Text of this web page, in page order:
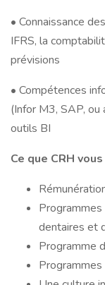
• Connaissance
IFRS, la
prévisions
• Compétences
(Infor M3, SAP,
outils BI
Ce que CRH
dentaires et
Programme